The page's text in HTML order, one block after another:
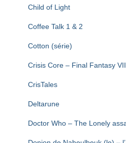
Child of Light
Coffee Talk 1 & 2
Cotton (série)
Crisis Core – Final Fantasy VII
CrisTales
Deltarune
Doctor Who – The Lonely